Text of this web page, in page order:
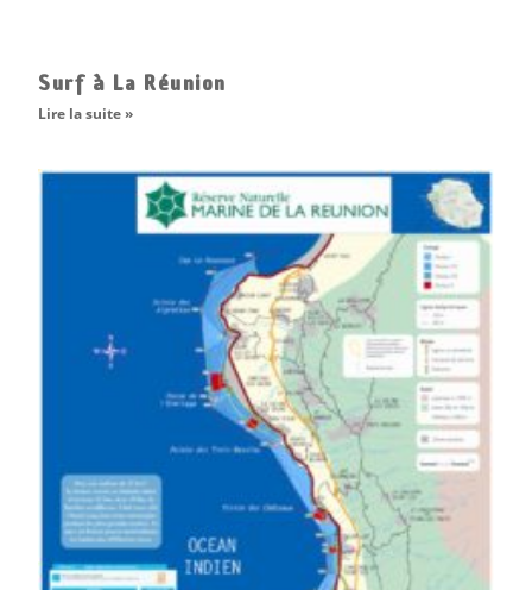
Surf à La Réunion
Lire la suite »